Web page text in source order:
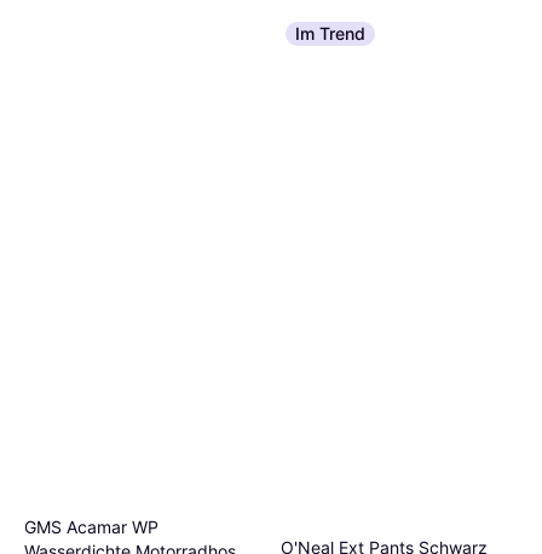
GMS Acamar WP
Im Trend
O'Neal Ext Pants Schwarz